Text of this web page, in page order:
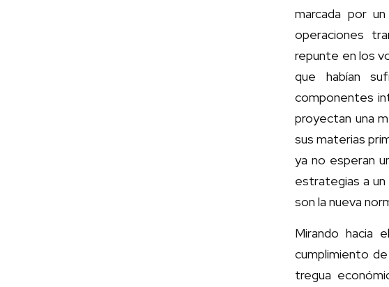
marcada por
operaciones
repunte en los
que habían
componentes
proyectan una
sus materias
ya no esperan
estrategias a
son la nueva
Mirando hacia
cumplimiento
tregua